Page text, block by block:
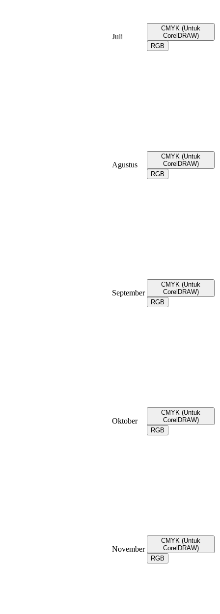
Juli
CMYK (Untuk
CorelDRAW)
RGB
Agustus
CMYK (Untuk
CorelDRAW)
RGB
September
CMYK (Untuk
CorelDRAW)
RGB
Oktober
CMYK (Untuk
CorelDRAW)
RGB
November
CMYK (Untuk
CorelDRAW)
RGB